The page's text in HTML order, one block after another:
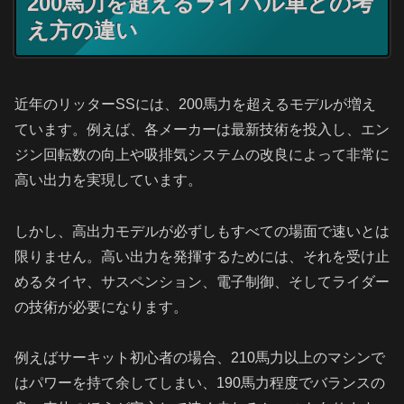
え方の違い
近年のリッターSSには、200馬力を超えるモデルが増え
ています。例えば、各メーカーは最新技術を投入し、エン
ジン回転数の向上や吸排気システムの改良によって非常に
高い出力を実現しています。
しかし、高出力モデルが必ずしもすべての場面で速いとは
限りません。高い出力を発揮するためには、それを受け止
めるタイヤ、サスペンション、電子制御、そしてライダー
の技術が必要になります。
例えばサーキット初心者の場合、210馬力以上のマシンで
はパワーを持て余してしまい、190馬力程度でバランスの